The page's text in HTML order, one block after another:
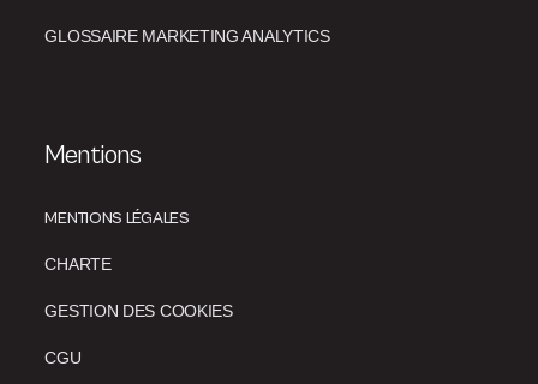
GLOSSAIRE MARKETING ANALYTICS
Mentions
MENTIONS LÉGALES
CHARTE
GESTION DES COOKIES
CGU